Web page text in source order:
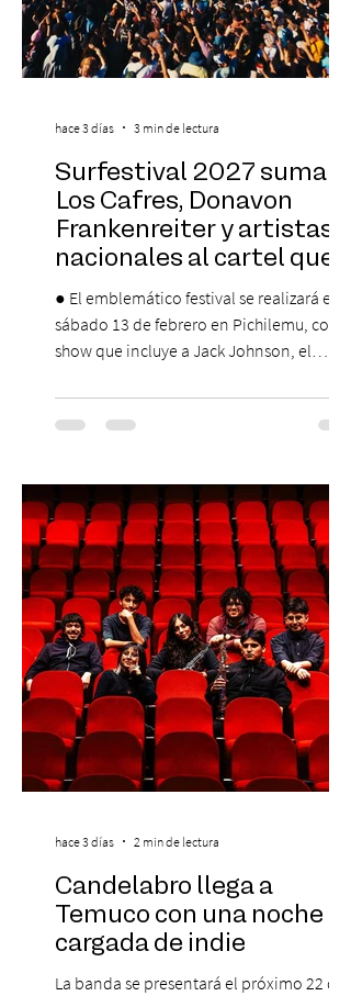
Surfestival 2027 suma a
Los Cafres, Donavon
Frankenreiter y artistas
nacionales al cartel que
encabeza Jack Johnson
● El emblemático festival se realizará el
sábado 13 de febrero en Pichilemu, con un
show que incluye a Jack Johnson, el
El lunes 10 de agosto comienza la
Preventa Exclusiva Santander con 30%
stock). Posterior a esta preventa exclusiva
se da inicio a la segunda etapa con una
preventa con 20% descuento para los
clientes del mismo banco y 20% para las
personas que se pre inscribieron y el miérc
hace 3 días 3 min de lectura
Candelabro llega a
Temuco con una noche
cargada de indie
La banda se presentará el próximo 22 de
hace 3 días 2 min de lectura